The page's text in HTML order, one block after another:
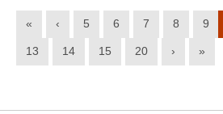
« ‹ 5 6 7 8 9
13 14 15 20 › »